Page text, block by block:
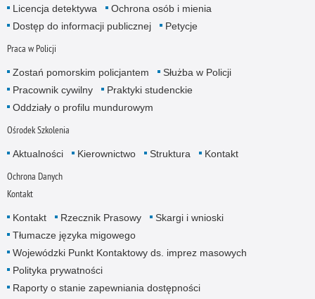
Licencja detektywa
Ochrona osób i mienia
Dostęp do informacji publicznej
Petycje
Praca w Policji
Zostań pomorskim policjantem
Służba w Policji
Pracownik cywilny
Praktyki studenckie
Oddziały o profilu mundurowym
Ośrodek Szkolenia
Aktualności Kierownictwo Struktura Kontakt
Ochrona Danych
Kontakt
Kontakt Rzecznik Prasowy
Skargi i wnioski
Tłumacze języka migowego
Wojewódzki Punkt Kontaktowy ds. imprez masowych
Polityka prywatności
Raporty o stanie zapewniania dostępności